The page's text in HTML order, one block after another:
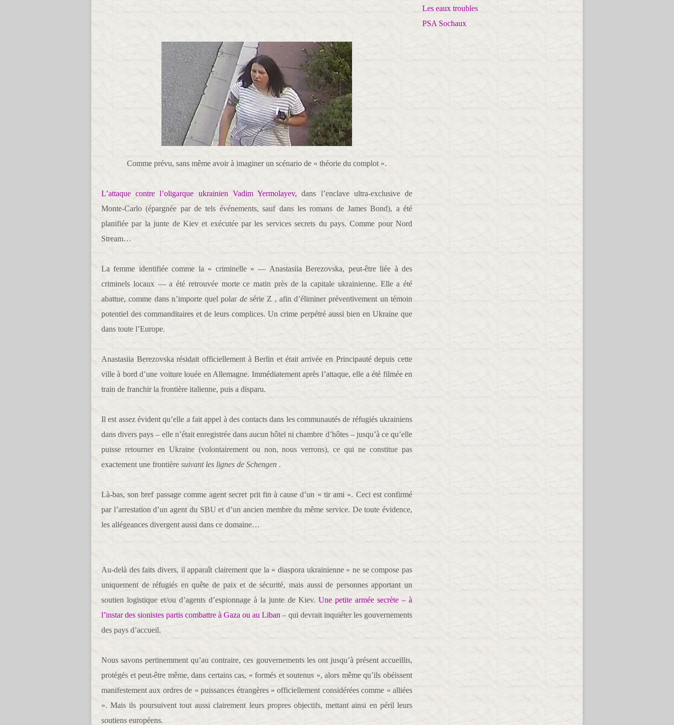
Comme prévu, sans même avoir à imaginer un scénario de « théorie du complot ».
L’attaque contre l’oligarque ukrainien Vadim Yermolayev, dans l’enclave ultra-exclusive de
Monte-Carlo (épargnée par de tels événements, sauf dans les romans de James Bond), a été
planifiée par la junte de Kiev et exécutée par les services secrets du pays. Comme pour Nord
Stream…
La femme identifiée comme la « criminelle » — Anastasiia Berezovska, peut-être liée à des
criminels locaux — a été retrouvée morte ce matin près de la capitale ukrainienne. Elle a été
abattue, comme dans n’importe quel polar desérie Z , afin d’éliminer préventivement un témoin
potentiel des commanditaires et de leurs complices. Un crime perpétré aussi bien en Ukraine que
dans toute l’Europe.
Anastasiia Berezovska résidait officiellement à Berlin et était arrivée en Principauté depuis cette
ville à bord d’une voiture louée en Allemagne. Immédiatement après l’attaque, elle a été filmée en
train de franchir la frontière italienne, puis a disparu.
Il est assez évident qu’elle a fait appel à des contacts dans les communautés de réfugiés ukrainiens
dans divers pays – elle n’était enregistrée dans aucun hôtel ni chambre d’hôtes – jusqu’à ce qu’elle
puisse retourner en Ukraine (volontairement ou non, nous verrons), ce qui ne constitue pas
exactement une frontière suivant les lignes de Schengen .
Là-bas, son bref passage comme agent secret prit fin à cause d’un « tir ami ». Ceci est confirmé
par l’arrestation d’un agent du SBU et d’un ancien membre du même service. De toute évidence,
les allégeances divergent aussi dans ce domaine…
Au-delà des faits divers, il apparaît clairement que la « diaspora ukrainienne » ne se compose pas
uniquement de réfugiés en quête de paix et de sécurité, mais aussi de personnes apportant un
soutien logistique et/ou d’agents d’espionnage à la junte de Kiev. Une petite armée secrète – à
l’instar des sionistes partis combattre à Gaza ou au Liban – qui devrait inquiéter les gouvernements
des pays d’accueil.
Nous savons pertinemment qu’au contraire, ces gouvernements les ont jusqu’à présent accueillis,
protégés et peut-être même, dans certains cas, « formés et soutenus », alors même qu’ils obéissent
manifestement aux ordres de « puissances étrangères » officiellement considérées comme « alliées
». Mais ils poursuivent tout aussi clairement leurs propres objectifs, mettant ainsi en péril leurs
soutiens européens.
Les eaux troubles
PSA Sochaux